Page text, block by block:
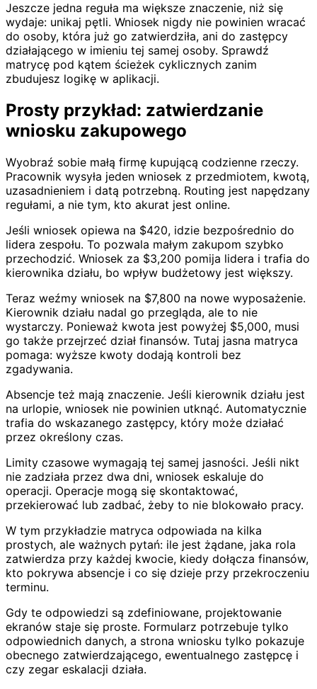
Jeszcze jedna reguła ma większe znaczenie, niż się
wydaje: unikaj pętli. Wniosek nigdy nie powinien wracać
do osoby, która już go zatwierdziła, ani do zastępcy
działającego w imieniu tej samej osoby. Sprawdź
matrycę pod kątem ścieżek cyklicznych zanim
zbudujesz logikę w aplikacji.
Prosty przykład: zatwierdzanie
wniosku zakupowego
Wyobraź sobie małą firmę kupującą codzienne rzeczy.
Pracownik wysyła jeden wniosek z przedmiotem, kwotą,
uzasadnieniem i datą potrzebną. Routing jest napędzany
regułami, a nie tym, kto akurat jest online.
Jeśli wniosek opiewa na $420, idzie bezpośrednio do
lidera zespołu. To pozwala małym zakupom szybko
przechodzić. Wniosek za $3,200 pomija lidera i trafia do
kierownika działu, bo wpływ budżetowy jest większy.
Teraz weźmy wniosek na $7,800 na nowe wyposażenie.
Kierownik działu nadal go przegląda, ale to nie
wystarczy. Ponieważ kwota jest powyżej $5,000, musi
go także przejrzeć dział finansów. Tutaj jasna matryca
pomaga: wyższe kwoty dodają kontroli bez
zgadywania.
Absencje też mają znaczenie. Jeśli kierownik działu jest
na urlopie, wniosek nie powinien utknąć. Automatycznie
trafia do wskazanego zastępcy, który może działać
przez określony czas.
Limity czasowe wymagają tej samej jasności. Jeśli nikt
nie zadziała przez dwa dni, wniosek eskaluje do
operacji. Operacje mogą się skontaktować,
przekierować lub zadbać, żeby to nie blokowało pracy.
W tym przykładzie matryca odpowiada na kilka
prostych, ale ważnych pytań: ile jest żądane, jaka rola
zatwierdza przy każdej kwocie, kiedy dołącza finansów,
kto pokrywa absencje i co się dzieje przy przekroczeniu
terminu.
Gdy te odpowiedzi są zdefiniowane, projektowanie
ekranów staje się proste. Formularz potrzebuje tylko
odpowiednich danych, a strona wniosku tylko pokazuje
obecnego zatwierdzającego, ewentualnego zastępcę i
czy zegar eskalacji działa.